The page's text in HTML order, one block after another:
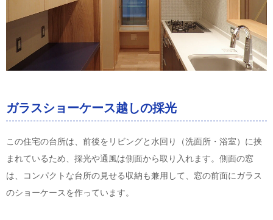
ガラスショーケース越しの採光
この住宅の台所は、前後をリビングと水回り（洗面所・浴室）に挟
まれているため、採光や通風は側面から取り入れます。側面の窓
は、コンパクトな台所の見せる収納も兼用して、窓の前面にガラス
のショーケースを作っています。